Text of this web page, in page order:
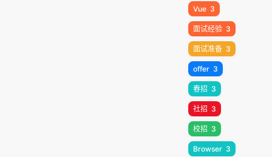
Vue 3
面试经验 3
面试准备 3
offer 3
春招 3
社招 3
校招 3
Browser 3